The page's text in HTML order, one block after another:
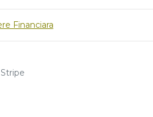
Financiara